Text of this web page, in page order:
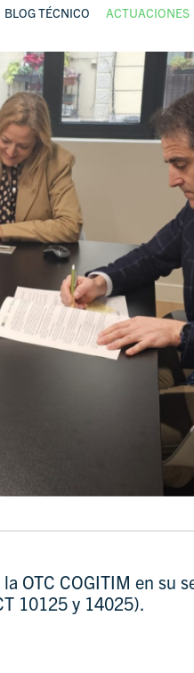
BLOG TÉCNICO ACTUACIONES
OTC COGITIM en su
10125 y 14025).